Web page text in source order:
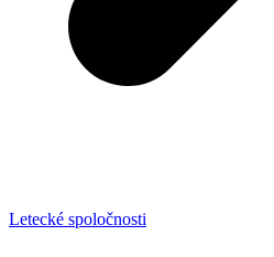
Letecké spoločnosti